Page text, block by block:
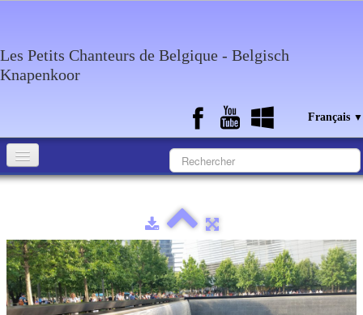
Les Petits Chanteurs de Belgique - Belgisch
Knapenkoor
Français ▼
Medias
Agenda